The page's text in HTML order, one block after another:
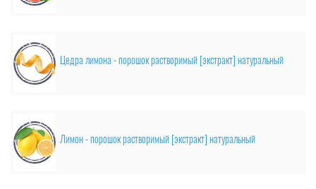
Цедра лимона - порошок растворимый [экстракт] натуральный
Лимон - порошок растворимый [экстракт] натуральный